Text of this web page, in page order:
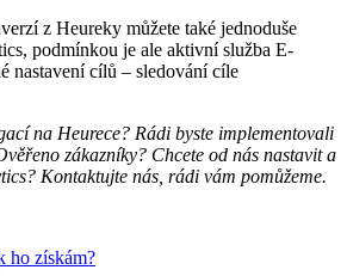
z Heureky můžete také jednoduše
podmínkou je ale aktivní služba E-
nastavení cílů – sledování cíle
na Heurece? Rádi byste implementovali
zákazníky? Chcete od nás nastavit a
Kontaktujte nás, rádi vám pomůžeme.
ho získám?